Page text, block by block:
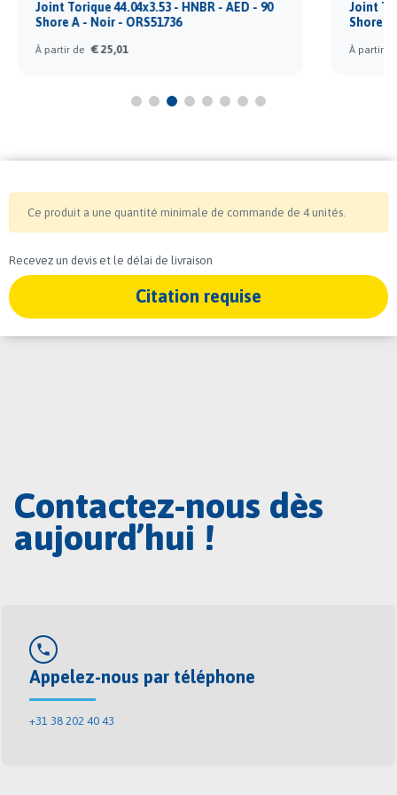
Joint Torique 28.17x3.53 - HNBR - AED - 90
Shore A - Noir - ORS54554
À partir de
Ce produit a une quantité minimale de commande de 4 unités.
Recevez un devis et le délai de livraison
Citation requise
Contactez-nous dès
aujourd’hui !
phone
Appelez-nous par téléphone
+31 38 202 40 43